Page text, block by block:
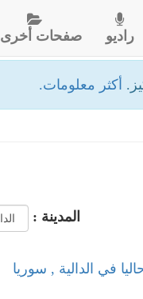
أكثر معلومات.
راديو صفحات أخرى
المدينة :
في الدالية , سوريا